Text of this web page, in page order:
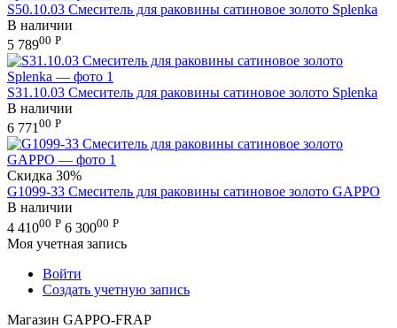
S50.10.03 Смеситель для раковины сатиновое золото Splenka
В наличии
5 78900 Р
S31.10.03 Смеситель для раковины сатиновое золото Splenka
В наличии
6 77100 Р
Скидка 30%
G1099-33 Смеситель для раковины сатиновое золото GAPPO
В наличии
4 41000 Р 6 30000 Р
Моя учетная запись
Войти
Создать учетную запись
Магазин GAPPO-FRAP